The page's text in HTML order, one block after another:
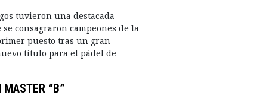
tuvieron una destacada
consagraron campeones de la
puesto tras un gran
título para el pádel de
MASTER “B”